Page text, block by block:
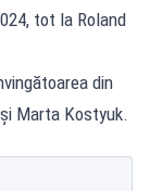
tot la Roland
din
Marta Kostyuk.